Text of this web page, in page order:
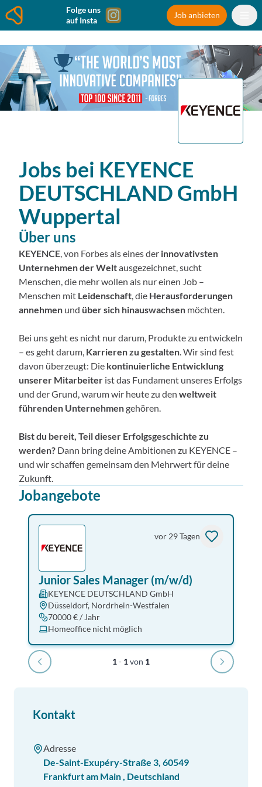
Folge uns
auf Insta
Job anbieten
Jobs bei KEYENCE
DEUTSCHLAND GmbH
Wuppertal
Über uns
KEYENCE, von Forbes als eines der innovativsten
Unternehmen der Weltausgezeichnet, sucht
Menschen, die mehr wollen als nur einen Job –
Menschen mit Leidenschaft, die Herausforderungen
annehmen und über sich hinauswachsen möchten.
Bei uns geht es nicht nur darum, Produkte zu entwickeln
– es geht darum, Karrieren zu gestalten. Wir sind fest
davon überzeugt: Die kontinuierliche Entwicklung
unserer Mitarbeiter ist das Fundament unseres Erfolgs
und der Grund, warum wir heute zu den weltweit
führenden Unternehmengehören.
Bist du bereit, Teil dieser Erfolgsgeschichte zu
werden? Dann bring deine Ambitionen zu KEYENCE –
und wir schaffen gemeinsam den Mehrwert für deine
Zukunft.
Jobangebote
vor 29 Tagen
Junior Sales Manager (m/w/d)
KEYENCE DEUTSCHLAND GmbH
Düsseldorf, Nordrhein-Westfalen
70000 € / Jahr
Homeoffice nicht möglich
1- 1von 1
Kontakt
Adresse
De-Saint-Exupéry-Straße 3, 60549
Frankfurt am Main, Deutschland